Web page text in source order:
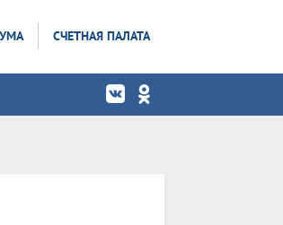
СЧЕТНАЯ ПАЛАТА